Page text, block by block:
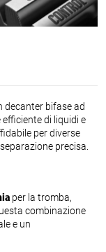
decanter bifase ad
di liquidi e
per diverse
precisa.
per la tromba,
combinazione
e un